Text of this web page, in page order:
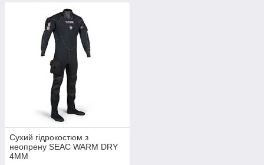
Сухий гідрокостюм з
неопрену SEAC WARM DRY
4ММ